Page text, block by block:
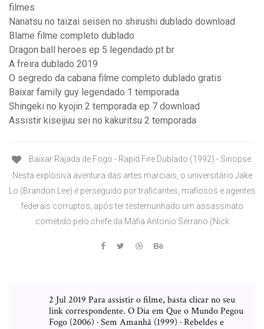
filmes
Nanatsu no taizai seisen no shirushi dublado download
Blame filme completo dublado
Dragon ball heroes ep 5 legendado pt br
A freira dublado 2019
O segredo da cabana filme completo dublado gratis
Baixar family guy legendado 1 temporada
Shingeki no kyojin 2 temporada ep 7 download
Assistir kiseijuu sei no kakuritsu 2 temporada
Baixar Rajada de Fogo - Rapid Fire Dublado (1992) - Sinopse:
Nesta explosiva aventura das artes marciais, o universitário Jake
Lo (Brandon Lee) é perseguido por traficantes, mafiosos e agentes
federais corruptos, após ter testemunhado um assassinato
cometido pelo chefe da Máfia Antonio Serrano (Nick
2 Jul 2019 Para assistir o filme, basta clicar no seu
link correspondente. O Dia em Que o Mundo Pegou
Fogo (2006) · Sem Amanhã (1999) · Rebeldes e